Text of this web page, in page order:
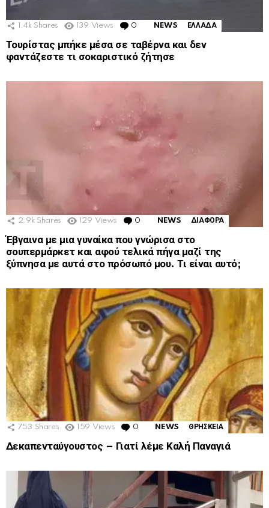
1.4k Shares 139 Views 0 Comments
NEWS ΕΛΛΑΔΑ
Τουρίστας μπήκε μέσα σε ταβέρνα και δεν
φαντάζεστε τι σοκαριστικό ζήτησε
2.9k Shares 129 Views 0 Comments
NEWS ΔΙΑΦΟΡΑ
Έβγαινα με μια γυναίκα που γνώρισα στο
σουπερμάρκετ και αφού τελικά πήγα μαζί της
ξύπνησα με αυτά στο πρόσωπό μου. Τι είναι αυτό;
753 Shares 159 Views 0 Comments
NEWS ΘΡΗΣΚΕΙΑ
Δεκαπενταύγουστος – Γιατί λέμε Καλή Παναγιά